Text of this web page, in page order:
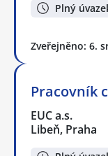
Plný
Zveřejněno: 6.
Pracovník
EUC a.s.
Libeň, Praha